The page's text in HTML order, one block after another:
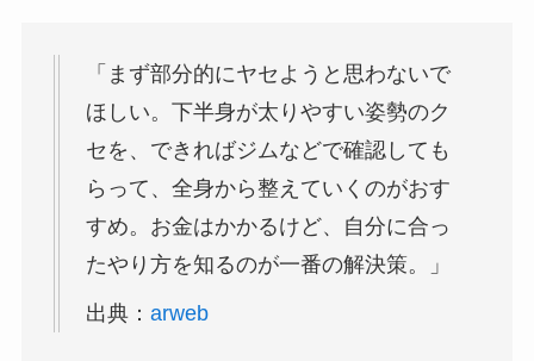
「まず部分的にヤセようと思わないで
ほしい。下半身が太りやすい姿勢のク
セを、できればジムなどで確認しても
らって、全身から整えていくのがおす
すめ。お金はかかるけど、自分に合っ
たやり方を知るのが一番の解決策。」
出典： arweb